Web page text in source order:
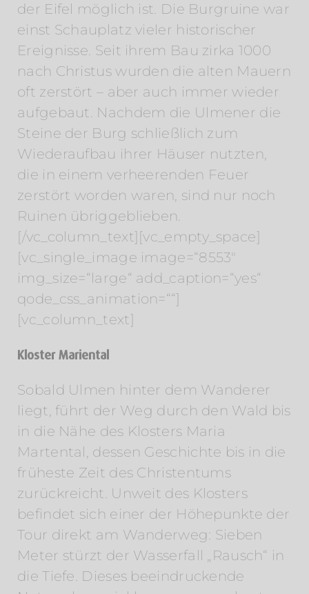
der Eifel möglich ist. Die Burgruine war
einst Schauplatz vieler historischer
Ereignisse. Seit ihrem Bau zirka 1000
nach Christus wurden die alten Mauern
oft zerstört – aber auch immer wieder
aufgebaut. Nachdem die Ulmener die
Steine der Burg schließlich zum
Wiederaufbau ihrer Häuser nutzten,
die in einem verheerenden Feuer
zerstört worden waren, sind nur noch
Ruinen übriggeblieben.
[/vc_column_text][vc_empty_space]
[vc_single_image image=“8553″
img_size=“large“ add_caption=“yes“
qode_css_animation=““]
[vc_column_text]
Kloster Mariental
Sobald Ulmen hinter dem Wanderer
liegt, führt der Weg durch den Wald bis
in die Nähe des Klosters Maria
Martental, dessen Geschichte bis in die
früheste Zeit des Christentums
zurückreicht. Unweit des Klosters
befindet sich einer der Höhepunkte der
Tour direkt am Wanderweg: Sieben
Meter stürzt der Wasserfall „Rausch“ in
die Tiefe. Dieses beeindruckende